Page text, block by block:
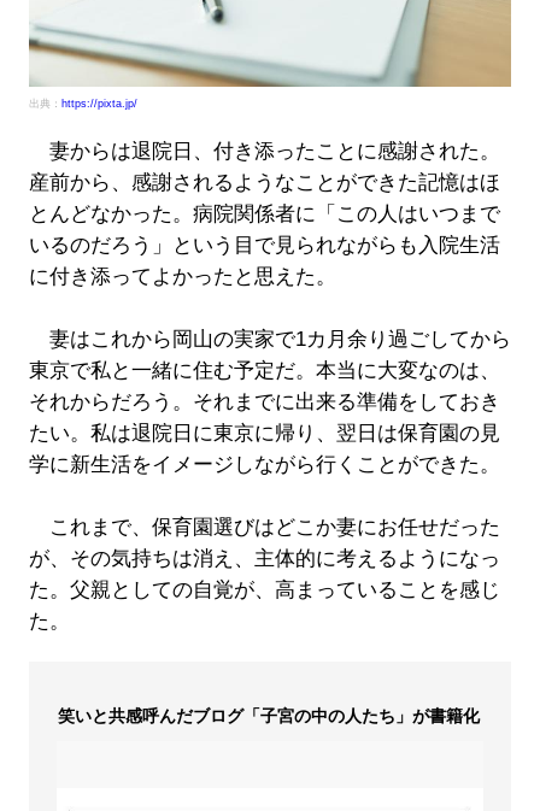
出典： https://pixta.jp/
妻からは退院日、付き添ったことに感謝された。
産前から、感謝されるようなことができた記憶はほ
とんどなかった。病院関係者に「この人はいつまで
いるのだろう」という目で見られながらも入院生活
に付き添ってよかったと思えた。
妻はこれから岡山の実家で1カ月余り過ごしてから
東京で私と一緒に住む予定だ。本当に大変なのは、
それからだろう。それまでに出来る準備をしておき
たい。私は退院日に東京に帰り、翌日は保育園の見
学に新生活をイメージしながら行くことができた。
これまで、保育園選びはどこか妻にお任せだった
が、その気持ちは消え、主体的に考えるようになっ
た。父親としての自覚が、高まっていることを感じ
た。
笑いと共感呼んだブログ「子宮の中の人たち」が書籍化